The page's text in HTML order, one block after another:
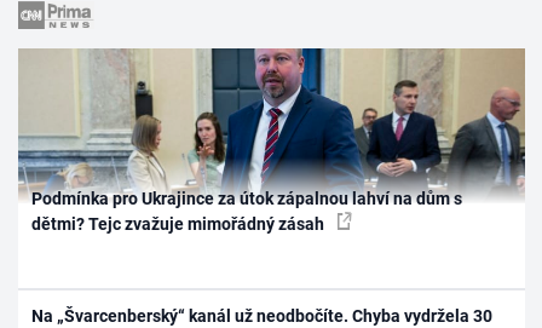
Podmínka pro Ukrajince za útok zápalnou lahví na dům s
dětmi? Tejc zvažuje mimořádný zásah
Na „Švarcenberský“ kanál už neodbočíte. Chyba vydržela 30